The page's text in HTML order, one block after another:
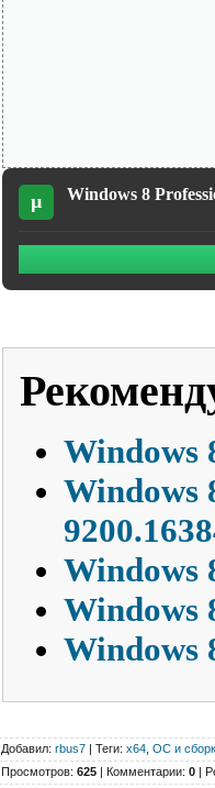
µ Windows 8
Windows
Windows
Windows
Windows
Windows
Добавил: rbus7 | Теги: x64 ОС и
Просмотров: 625 | Комментарии: 0 |